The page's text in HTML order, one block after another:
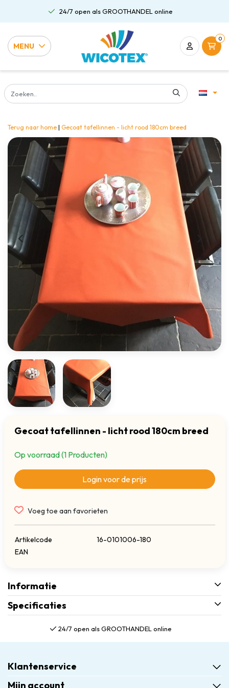
24/7 open als GROOTHANDEL online
MENU
0
Terug naar home | Gecoat tafellinnen - licht rood 180cm breed
Gecoat tafellinnen - licht rood 180cm breed
Op voorraad (1 Producten)
Login voor de prijs
Voeg toe aan favorieten
Artikelcode
16-0101006-180
EAN
Informatie
Specificaties
24/7 open als GROOTHANDEL online
Klantenservice
Mijn account